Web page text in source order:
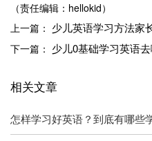
（责任编辑：hellokid）
上一篇： 少儿英语学习方法家
下一篇： 少儿0基础学习英语
相关文章
怎样学习好英语？到底有哪些